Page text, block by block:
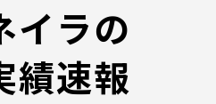
イラの
績速報